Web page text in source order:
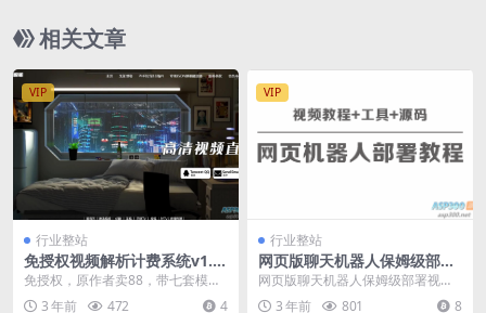
相关文章
VIP
行业整站
免授权视频解析计费系统v1.8.
2源码
免授权，原作者卖88，带七套模板
之前有分享过 1.7.1 的影视计费系
3 年前 472 4
VIP
行业整站
网页版聊天机器人保姆级部署
视频教程+工具+源码
网页版聊天机器人保姆级部署视频
教程+工具+源码
3 年前 801 8